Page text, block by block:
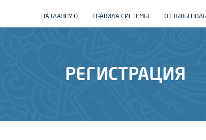
НА ГЛАВНУЮ ПРАВИЛА СИСТЕМЫ ОТЗЫВЫ
РЕГИСТРАЦИЯ